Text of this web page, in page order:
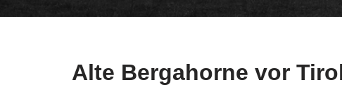
Alte Bergahorne vor